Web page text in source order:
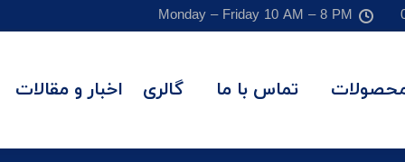
Monday – Friday 10 AM – 8 PM
تماس با ما گالری اخبار و مقالات